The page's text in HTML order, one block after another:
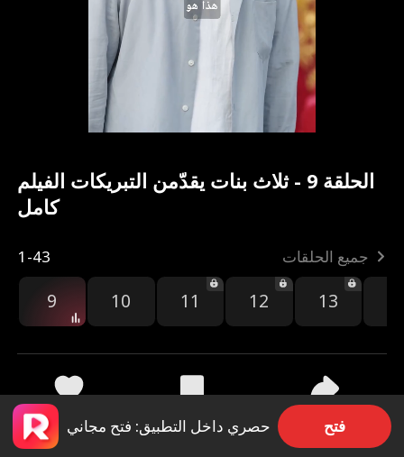
الحلقة 9 - ثلاث بنات يقدّمن التبريكات الفيلم
كامل
1-43 جميع الحلقات
9 10 11 12 13
42 1.5k مشاركة حصري داخل التطبيق: فتح مجاني فتح